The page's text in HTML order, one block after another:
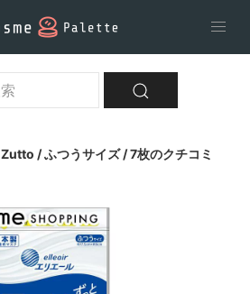
/ ふつうサイズ / 7枚のクチコミ